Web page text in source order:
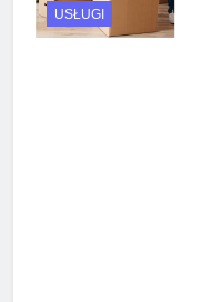
USŁUGI